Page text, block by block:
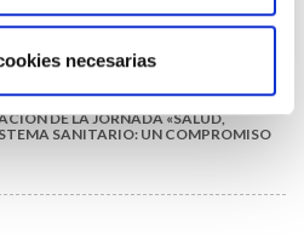
necesarias
DE GRADO A LAS/LOS
QUE HAN EJERCIDO O EJERCEN
/ DIRECCIÓN / COORDINACIÓN
DE LA JORNADA «SALUD,
SANITARIO: UN COMPROMISO